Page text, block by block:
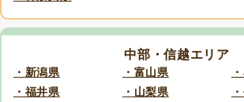
中部・信越エリア
・新潟県 ・富山県
・福井県
・山梨県